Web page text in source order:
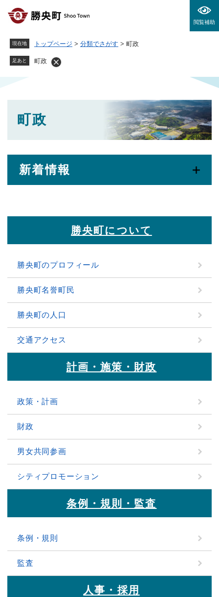
閲覧補助
現在地 トップページ > 分類でさがす > 町政
足あと 町政
町政
新着情報
勝央町について
勝央町のプロフィール
勝央町名誉町民
勝央町の人口
交通アクセス
計画・施策・財政
政策・計画
財政
男女共同参画
シティプロモーション
条例・規則・監査
条例・規則
監査
人事・採用